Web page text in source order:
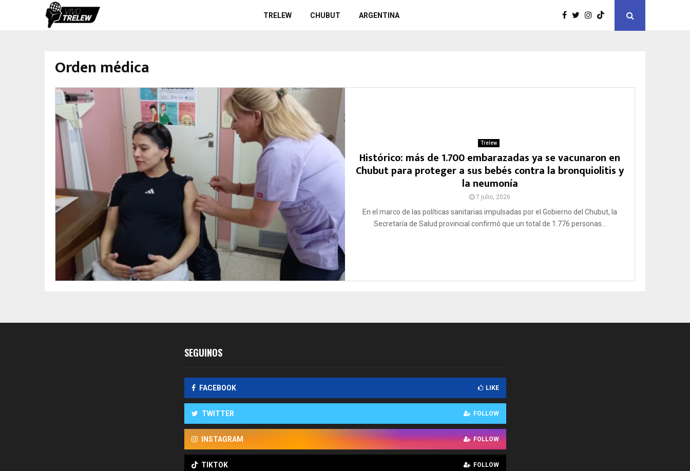
TRELEW CHUBUT ARGENTINA
Orden médica
Trelew
Histórico: más de 1.700 embarazadas ya se vacunaron en
Chubut para proteger a sus bebés contra la bronquiolitis y
la neumonía
7 julio, 2026
En el marco de las políticas sanitarias impulsadas por el Gobierno del Chubut, la
Secretaría de Salud provincial confirmó que un total de 1.776 personas...
SEGUINOS
FACEBOOK LIKE
TWITTER FOLLOW
INSTAGRAM FOLLOW
TIKTOK FOLLOW